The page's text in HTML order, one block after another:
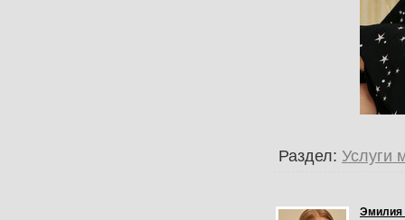
Раздел: Услуги
Эмилия